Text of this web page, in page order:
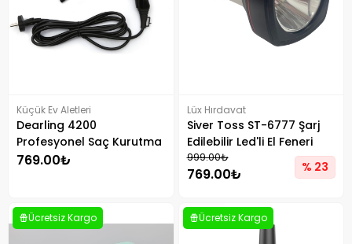
Küçük Ev Aletleri
Dearling 4200
Profesyonel Saç Kurutma
Makinesi
769.00₺
Lüx Hırdavat
Siver Toss ST-6777 Şarj
Edilebilir Led'li El Feneri
999.00₺
769.00₺ % 23
Ücretsiz Kargo Ücretsiz Kargo